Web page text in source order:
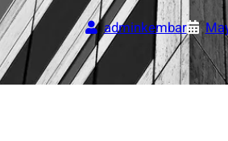
adminkembar